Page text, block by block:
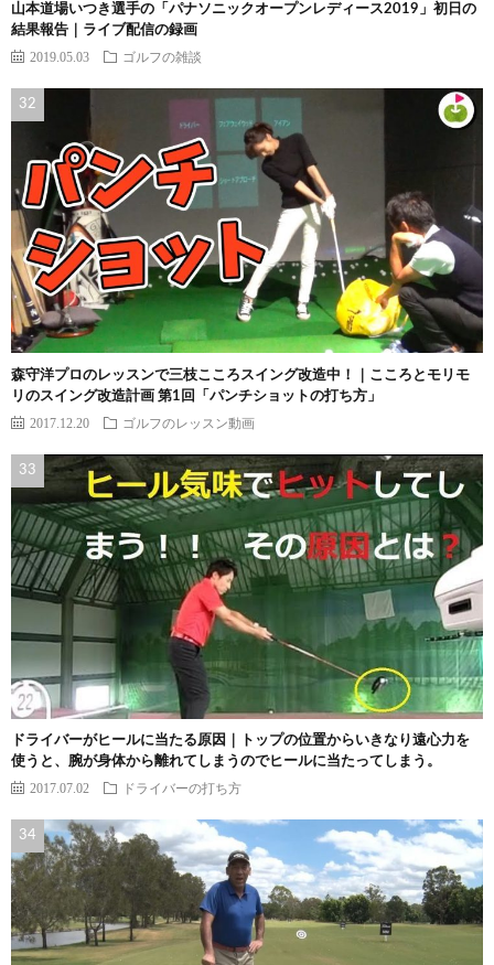
山本道場いつき選手の「パナソニックオープンレディース2019」初日の
結果報告｜ライブ配信の録画
2019.05.03 ゴルフの雑談
森守洋プロのレッスンで三枝こころスイング改造中！｜こころとモリモ
リのスイング改造計画 第1回「パンチショットの打ち方」
2017.12.20 ゴルフのレッスン動画
ドライバーがヒールに当たる原因｜トップの位置からいきなり遠心力を
使うと、腕が身体から離れてしまうのでヒールに当たってしまう。
2017.07.02 ドライバーの打ち方